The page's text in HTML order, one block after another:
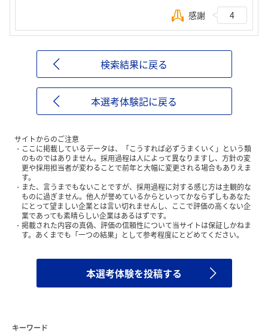
感謝 4
検索結果に戻る
本選考体験記に戻る
サイトからのご注意
ここに掲載しているデータは、「こうすれば必ずうまくいく」という類
のものではありません。採用過程は人によって異なりますし、方針の変
更や採用担当者が変わることで前年と大幅に変更される場合もありえま
す。
また、言うまでもないことですが、採用過程に対する感じ方は主観的な
ものに過ぎません。他人が誉めているからといってかならずしもあなた
にとって望ましい企業とは言い切れませんし、ここで評価の高くない企
業であっても素晴らしい企業はあるはずです。
掲載された内容の真偽、評価の信頼性について当サイトは保証しかねま
す。あくまでも「一つの結果」として参考程度にとどめてください。
本選考体験を投稿する
キーワード